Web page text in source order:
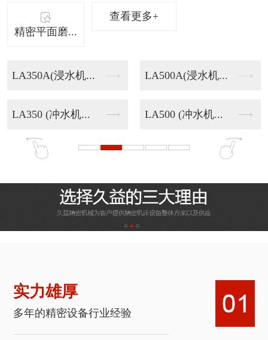
精密平面磨...
查看更多+
LA350A(浸水机... LA500A(浸水机...
LA350 (冲水机... LA500 (冲水机...
实力雄厚
多年的精密设备行业经验